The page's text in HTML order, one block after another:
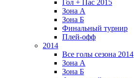
Гол + Пас 2015
Зона А
Зона Б
Финальный турнир
Плей-офф
2014
Все голы сезона 2014
Зона А
Зона Б